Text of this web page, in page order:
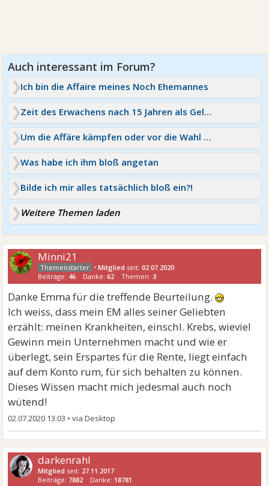
Ich bin die Affaire meines Noch Ehemannes
Zeit des Erwachens nach 15 Jahren als Geliebte
Um die Affäre kämpfen oder vor die Wahl stellen?
Was habe ich ihm bloß angetan
Bilde ich mir alles tatsächlich bloß ein?!
Weitere Themen laden
Minni21
•Mitglied seit:02.07.2020
Beiträge: 46 Danke:62 Themen: 3
Danke Emma für die treffende Beurteilung.
Ich weiss, dass mein EM alles seiner Geliebten
erzählt: meinen Krankheiten, einschl. Krebs, wieviel
Gewinn mein Unternehmen macht und wie er
überlegt, sein Erspartes für die Rente, liegt einfach
auf dem Konto rum, für sich behalten zu können.
Dieses Wissen macht mich jedesmal auch noch
wütend!
02.07.2020 13:03 •
darkenrahl
Mitglied seit: 27.11.2017
Beiträge: 7882 Danke: 18781